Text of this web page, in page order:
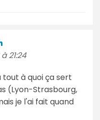
21:24
tout à quoi ça sert
(Lyon-Strasbourg,
je l'ai fait quand